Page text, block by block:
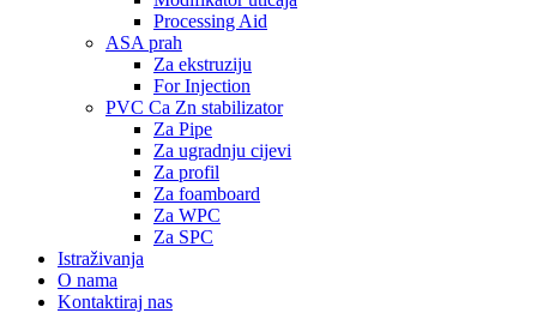
Processing Aid
ASA prah
Za ekstruziju
For Injection
PVC Ca Zn stabilizator
Za Pipe
Za ugradnju cijevi
Za profil
Za foamboard
Za WPC
Za SPC
Istraživanja
O nama
Kontaktiraj nas